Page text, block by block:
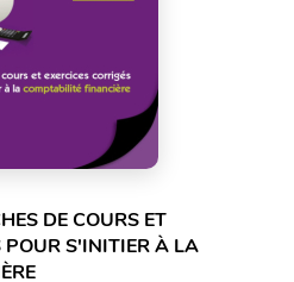
DE COURS ET
POUR S'INITIER À LA